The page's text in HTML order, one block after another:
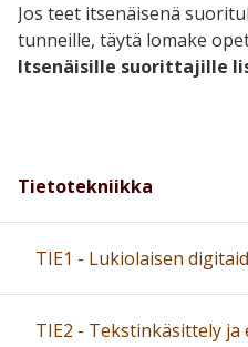
Jos teet itsenäisenä
tunneille, täytä lomake
Itsenäisille suorittajille
Tietotekniikka
TIE1 - Lukiolaisen
TIE2 - Tekstinkäsittely ja